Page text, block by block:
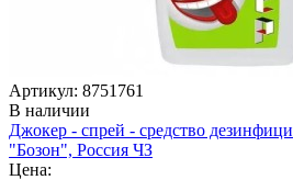
Артикул: 8751761
В наличии
Джокер - спрей - средство
"Бозон", Россия ЧЗ
Цена: